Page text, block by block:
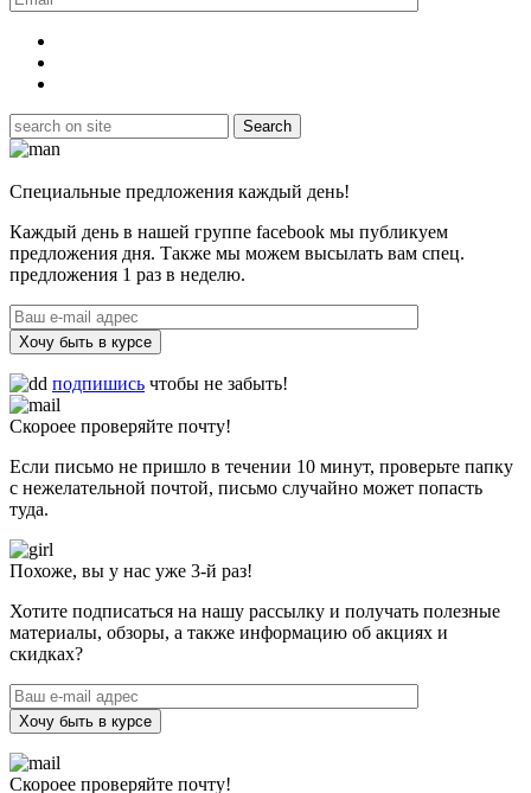
Специальные предложения каждый день!
Каждый день в нашей группе facebook мы публикуем
предложения дня. Также мы можем высылать вам спец.
предложения 1 раз в неделю.
Хочу быть в курсе
подпишись чтобы не забыть!
Скороее проверяйте почту!
Если письмо не пришло в течении 10 минут, проверьте папку
с нежелательной почтой, письмо случайно может попасть
туда.
Похоже, вы у нас уже 3-й раз!
Хотите подписаться на нашу рассылку и получать полезные
материалы, обзоры, а также информацию об акциях и
скидках?
Хочу быть в курсе
Скороее проверяйте почту!